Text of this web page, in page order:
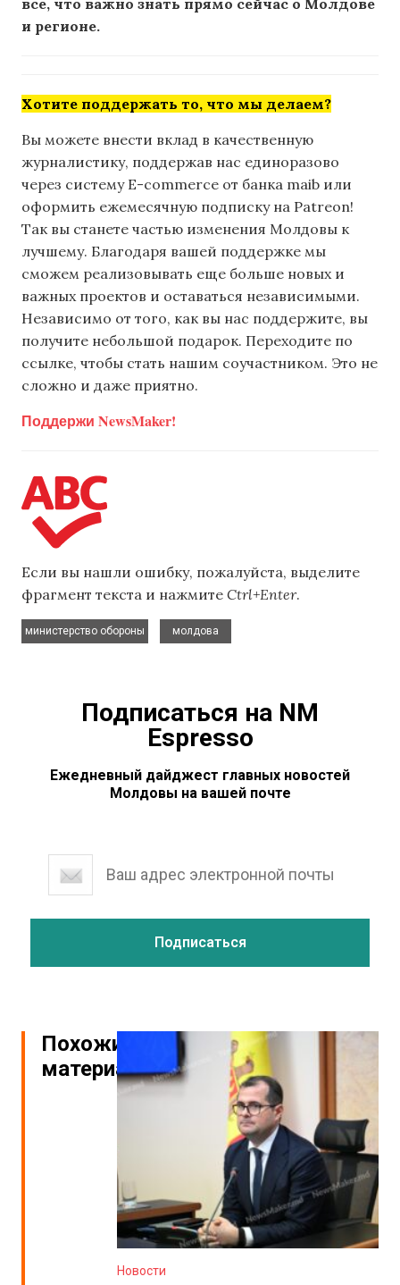
все, что важно знать прямо сейчас о Молдове
и регионе.
Хотите поддержать то, что мы делаем?
Вы можете внести вклад в качественную
журналистику, поддержав нас единоразово
через систему E-commerce от банка maib или
оформить ежемесячную подписку на Patreon!
Так вы станете частью изменения Молдовы к
лучшему. Благодаря вашей поддержке мы
сможем реализовывать еще больше новых и
важных проектов и оставаться независимыми.
Независимо от того, как вы нас поддержите, вы
получите небольшой подарок. Переходите по
ссылке, чтобы стать нашим соучастником. Это не
сложно и даже приятно.
Поддержи NewsMaker!
Если вы нашли ошибку, пожалуйста, выделите
фрагмент текста и нажмите Ctrl+Enter.
министерство обороны
молдова
Подписаться на NM
Espresso
Ежедневный дайджест главных новостей
Молдовы на вашей почте
Похожие
материалы
Новости